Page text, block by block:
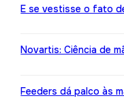
E se vestisse o fato
Novartis: Ciência de
Feeders dá palco às